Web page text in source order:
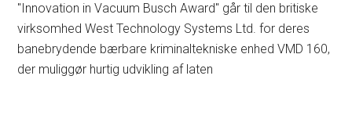
"Innovation in Vacuum Busch Award" går til den britiske
virksomhed West Technology Systems Ltd. for deres
banebrydende bærbare kriminaltekniske enhed VMD 160,
der muliggør hurtig udvikling af laten